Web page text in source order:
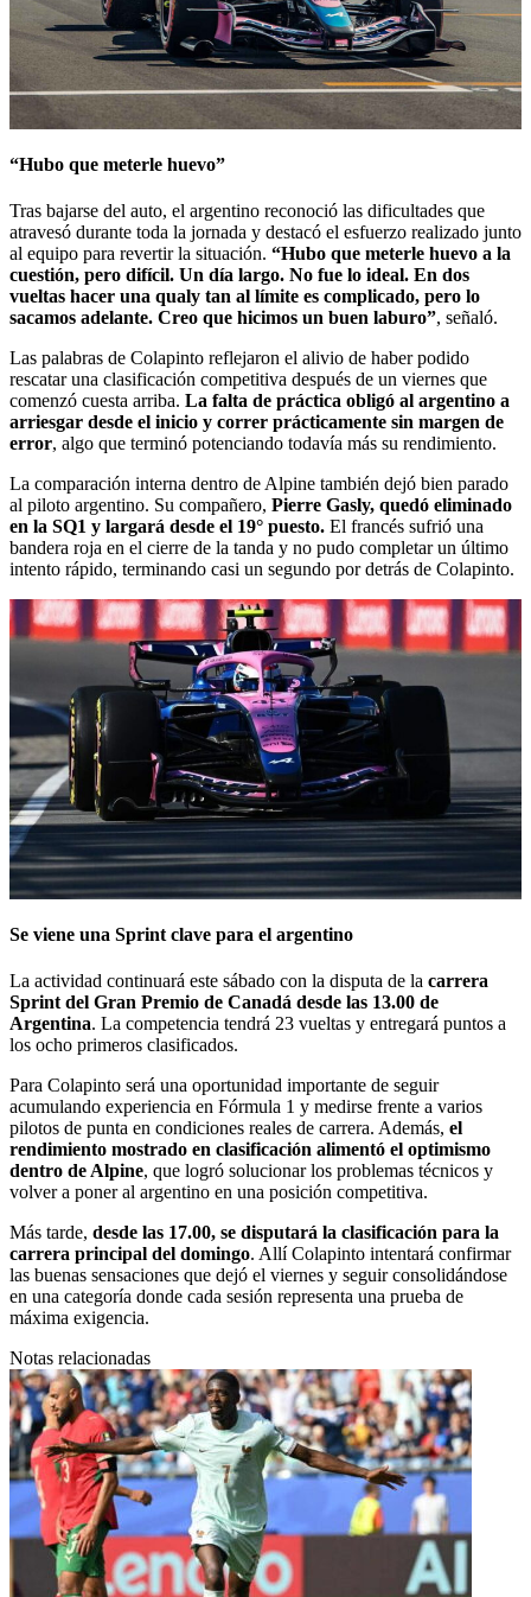
“Hubo que meterle huevo”
Tras bajarse del auto, el argentino reconoció las dificultades que
atravesó durante toda la jornada y destacó el esfuerzo realizado junto
al equipo para revertir la situación. “Hubo que meterle huevo a la
cuestión, pero difícil. Un día largo. No fue lo ideal. En dos
vueltas hacer una qualy tan al límite es complicado, pero lo
sacamos adelante. Creo que hicimos un buen laburo”, señaló.
Las palabras de Colapinto reflejaron el alivio de haber podido
rescatar una clasificación competitiva después de un viernes que
comenzó cuesta arriba. La falta de práctica obligó al argentino a
arriesgar desde el inicio y correr prácticamente sin margen de
error, algo que terminó potenciando todavía más su rendimiento.
La comparación interna dentro de Alpine también dejó bien parado
al piloto argentino. Su compañero, Pierre Gasly, quedó eliminado
en la SQ1 y largará desde el 19° puesto. El francés sufrió una
bandera roja en el cierre de la tanda y no pudo completar un último
intento rápido, terminando casi un segundo por detrás de Colapinto.
Se viene una Sprint clave para el argentino
La actividad continuará este sábado con la disputa de la carrera
Sprint del Gran Premio de Canadá desde las 13.00 de
Argentina. La competencia tendrá 23 vueltas y entregará puntos a
los ocho primeros clasificados.
Para Colapinto será una oportunidad importante de seguir
acumulando experiencia en Fórmula 1 y medirse frente a varios
pilotos de punta en condiciones reales de carrera. Además, el
rendimiento mostrado en clasificación alimentó el optimismo
dentro de Alpine, que logró solucionar los problemas técnicos y
volver a poner al argentino en una posición competitiva.
Más tarde, desde las 17.00, se disputará la clasificación para la
carrera principal del domingo. Allí Colapinto intentará confirmar
las buenas sensaciones que dejó el viernes y seguir consolidándose
en una categoría donde cada sesión representa una prueba de
máxima exigencia.
Notas relacionadas